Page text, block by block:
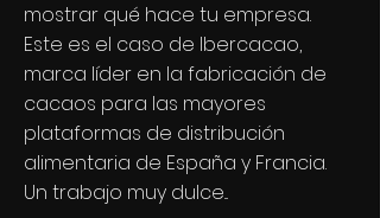
mostrar qué hace tu empresa.
Este es el caso de Ibercacao,
marca líder en la fabricación de
cacaos para las mayores
plataformas de distribución
alimentaria de España y Francia.
Un trabajo muy dulce...